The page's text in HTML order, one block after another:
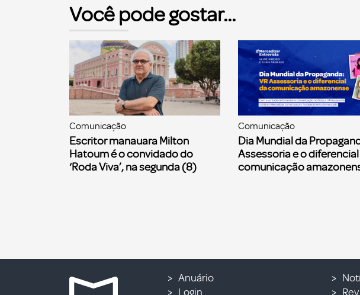
Você pode gostar...
Comunicação
Escritor manauara Milton
Hatoum é o convidado do
‘Roda Viva’, na segunda (8)
Comunicação
Dia Mundial da
Assessoria e o
comunicação
Anuário
Login